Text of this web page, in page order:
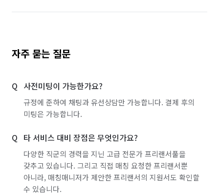
자주 묻는 질문
사전미팅이 가능한가요?
규정에 준하여 채팅과 유선상담만 가능합니다. 결제 후의
미팅은 가능합니다.
타 서비스 대비 장점은 무엇인가요?
다양한 직군의 경력을 지닌 고급 전문가 프리랜서풀을
갖추고 있습니다. 그리고 직접 매칭 요청한 프리랜서뿐
아니라, 매칭매니저가 제안한 프리랜서의 지원서도 확인할
수 있습니다.